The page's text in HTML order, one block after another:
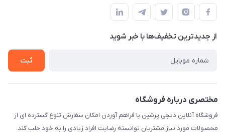
لیست محصولات
درباره ما
قوانین و مقررات
حریم خصوصی
راهنما
از جدید‌ترین تخفیف‌ها با‌ خبر شوید
ثبت
مختصری درباره فروشگاه
فروشگاه آنلاین دیجی پرشین با فراهم آوردن امکان سفارش تنوع گسترده ای از
محصولات مورد نیاز مشتریان توانسته رضایت افراد زیادی را به خود جلب کند.